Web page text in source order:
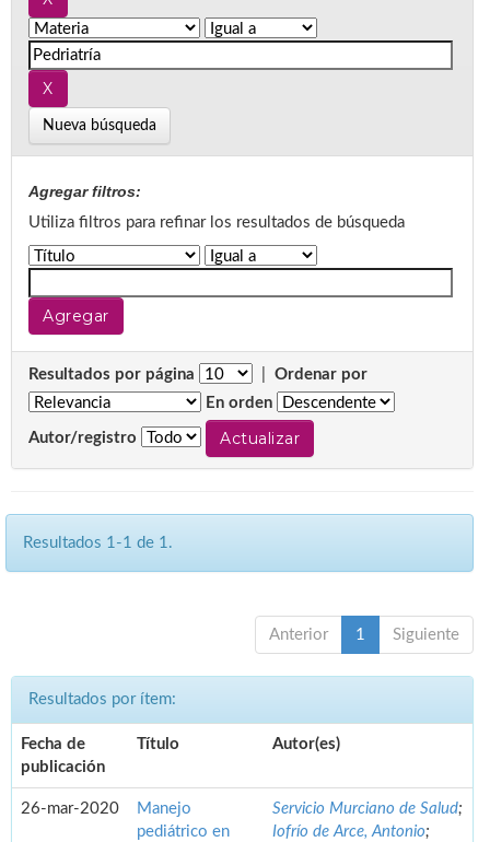
Nueva búsqueda
Agregar filtros:
Utiliza filtros para refinar los resultados de búsqueda
Resultados por página
Ordenar por
En orden
Autor/registro
Resultados 1-1 de 1.
Anterior 1 Siguiente
Resultados por ítem:
Fecha de
publicación
Título Autor(es)
26-mar-2020
Manejo
pediátrico en
Servicio Murciano de Salud;
Iofrío de Arce, Antonio;